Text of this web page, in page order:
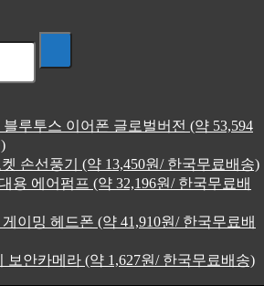
블루투스 이어폰 글로벌버전 (약 53,594
손선풍기 (약 13,450원/ 한국무료배송)
용 에어펌프 (약 32,196원/ 한국무료배
이밍 헤드폰 (약 41,910원/ 한국무료배
보안카메라 (약 1,627원/ 한국무료배송)